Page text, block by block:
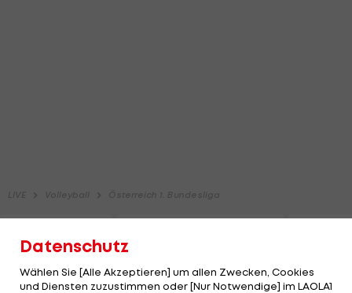
Datenschutz
Wählen Sie [Alle Akzeptieren] um allen Zwecken, Cookies
und Diensten zuzustimmen oder [Nur Notwendige] im LAOLA1